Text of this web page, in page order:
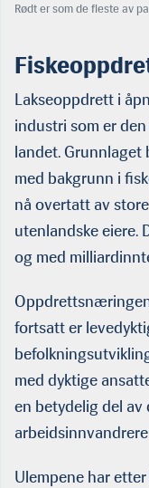
Rødt er som de fleste av
Lakseoppdrett i
industri som er
landet. Grunnlaget
med bakgrunn i
nå overtatt av
utenlandske eiere.
og med
fortsatt er
med dyktige
en betydelig del
Ulempene har